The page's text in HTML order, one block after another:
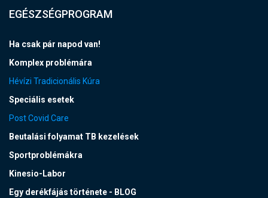
EGÉSZSÉGPROGRAM
Ha csak pár napod van!
Komplex problémára
Hévízi Tradicionális Kúra
Speciális esetek
Post Covid Care
Beutalási folyamat TB kezelések
Sportproblémákra
Kinesio-Labor
Egy derékfájás története - BLOG